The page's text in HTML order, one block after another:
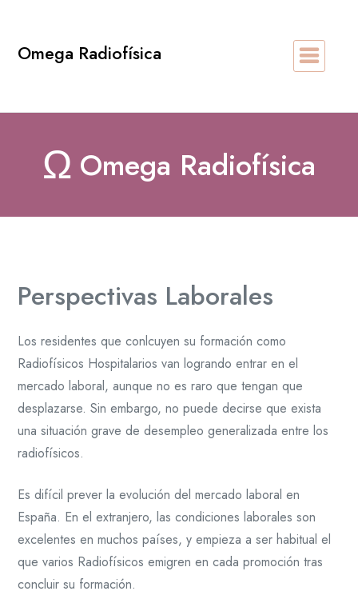
contenido
Omega Radiofísica
Ω Omega Radiofísica
Perspectivas Laborales
Los residentes que conlcuyen su formación como
Radiofísicos Hospitalarios van logrando entrar en el
mercado laboral, aunque no es raro que tengan que
desplazarse. Sin embargo, no puede decirse que exista
una situación grave de desempleo generalizada entre los
radiofísicos.
Es difícil prever la evolución del mercado laboral en
España. En el extranjero, las condiciones laborales son
excelentes en muchos países, y empieza a ser habitual el
que varios Radiofísicos emigren en cada promoción tras
concluir su formación.